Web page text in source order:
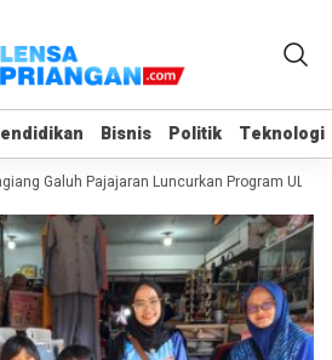
Bisnis Politik Teknologi
Bisnis Politik Teknologi
Galuh Pajajaran Luncurkan Program ULAS